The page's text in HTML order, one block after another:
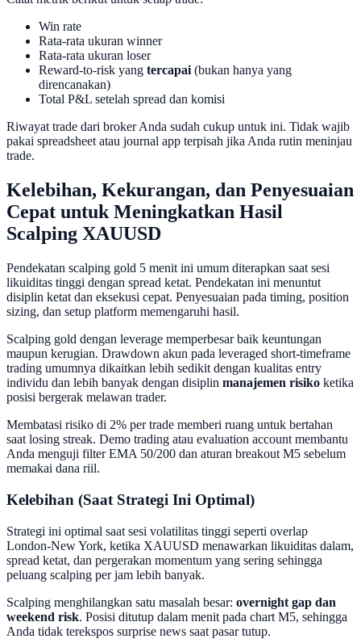
Win rate
Rata-rata ukuran winner
Rata-rata ukuran loser
Reward-to-risk yang tercapai (bukan hanya yang
direncanakan)
Total P&L setelah spread dan komisi
Riwayat trade dari broker Anda sudah cukup untuk ini. Tidak wajib
pakai spreadsheet atau journal app terpisah jika Anda rutin meninjau
trade.
Kelebihan, Kekurangan, dan Penyesuaian
Cepat untuk Meningkatkan Hasil
Scalping XAUUSD
Pendekatan scalping gold 5 menit ini umum diterapkan saat sesi
likuiditas tinggi dengan spread ketat. Pendekatan ini menuntut
disiplin ketat dan eksekusi cepat. Penyesuaian pada timing, position
sizing, dan setup platform memengaruhi hasil.
Scalping gold dengan leverage memperbesar baik keuntungan
maupun kerugian. Drawdown akun pada leveraged short-timeframe
trading umumnya dikaitkan lebih sedikit dengan kualitas entry
individu dan lebih banyak dengan disiplin manajemen risiko ketika
posisi bergerak melawan trader.
Membatasi risiko di 2% per trade memberi ruang untuk bertahan
saat losing streak. Demo trading atau evaluation account membantu
Anda menguji filter EMA 50/200 dan aturan breakout M5 sebelum
memakai dana riil.
Kelebihan (Saat Strategi Ini Optimal)
Strategi ini optimal saat sesi volatilitas tinggi seperti overlap
London-New York, ketika XAUUSD menawarkan likuiditas dalam,
spread ketat, dan pergerakan momentum yang sering sehingga
peluang scalping per jam lebih banyak.
Scalping menghilangkan satu masalah besar: overnight gap dan
weekend risk. Posisi ditutup dalam menit pada chart M5, sehingga
Anda tidak terekspos surprise news saat pasar tutup.